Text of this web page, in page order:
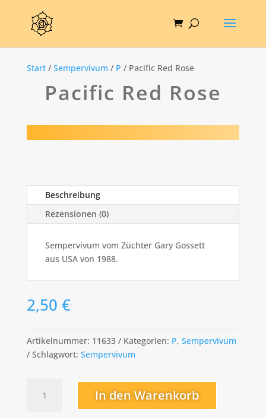
Start/ Sempervivum / P / Pacific Red Rose
Pacific Red Rose
Beschreibung
Rezensionen (0)
Sempervivum vom Züchter Gary Gossett
aus USA von 1988.
2,50 €
Artikelnummer: 11633 Kategorien: P, Sempervivum
Schlagwort: Sempervivum
In den Warenkorb